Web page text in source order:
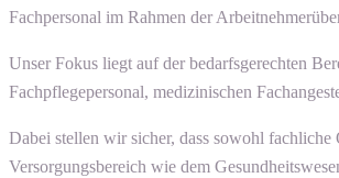
Fachpersonal im Rahmen der
Unser Fokus liegt auf der bedarfsgerechten
Fachpflegepersonal, medizinischen
Dabei stellen wir sicher, dass sowohl
Versorgungsbereich wie dem